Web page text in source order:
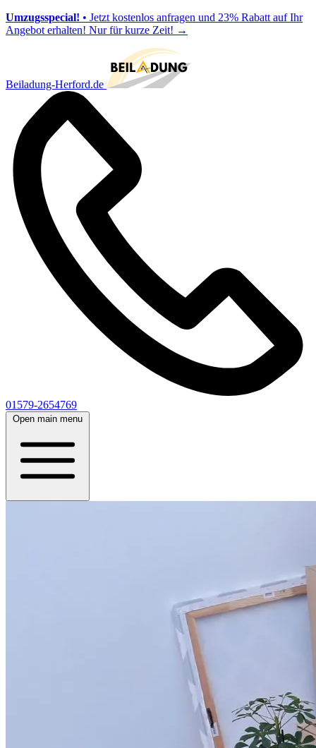
Umzugsspecial! • Jetzt kostenlos anfragen und 23% Rabatt auf Ihr
Angebot erhalten! Nur für kurze Zeit! →
Beiladung-Herford.de
01579-2654769
Open main menu